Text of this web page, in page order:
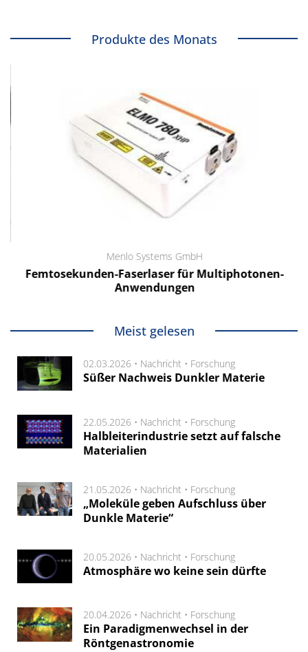
Produkte des Monats
Menlo Systems GmbH
Femtosekunden-Faserlaser für Multiphotonen-
Anwendungen
Meist gelesen
02.03.2026 • Nachricht • Forschung
Süßer Nachweis Dunkler Materie
22.05.2026 • Nachricht • Forschung
Halbleiterindustrie setzt auf falsche
Materialien
21.05.2026 • Nachricht • Forschung
„Moleküle geben Aufschluss über
Dunkle Materie“
20.05.2026 • Nachricht • Forschung
Atmosphäre wo keine sein dürfte
20.04.2026 • Nachricht • Forschung
Ein Paradigmenwechsel in der
Röntgenastronomie